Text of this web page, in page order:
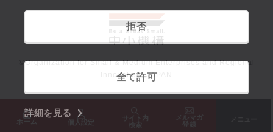
拒否
全て許可
詳細を見る
ホーム 個人設定
サイト内
検索
メルマガ
登録
©Organization for Small & Medium Enterprises and Regional
Innovation, JAPAN